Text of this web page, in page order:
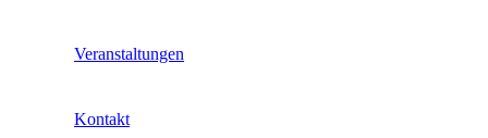
Veranstaltungen
Kontakt